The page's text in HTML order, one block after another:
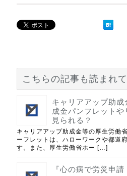
こちらの記事も読まれて
キャリアアップ助
成金パンフレット
見られる？
キャリアアップ助成金等の厚生労働
ーフレットは、ハローワークや都道
す。また、厚生労働省ホー […]
『心の病で労災申